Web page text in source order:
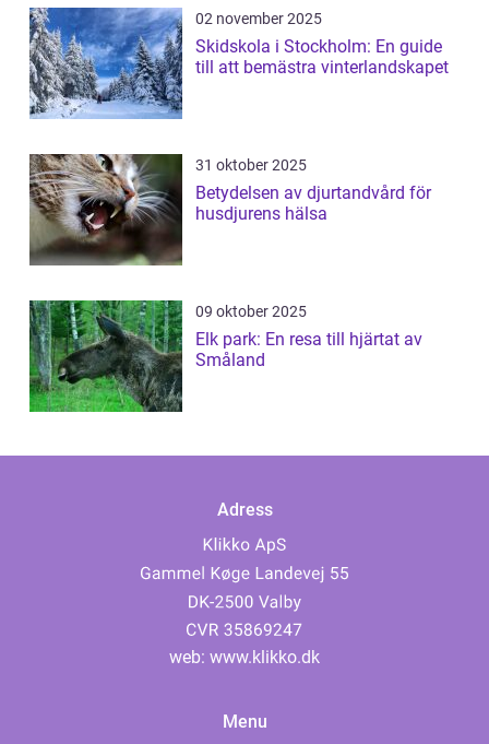
02 november 2025
Skidskola i Stockholm: En guide
till att bemästra vinterlandskapet
31 oktober 2025
Betydelsen av djurtandvård för
husdjurens hälsa
09 oktober 2025
Elk park: En resa till hjärtat av
Småland
Adress
web: www.klikko.dk
Menu